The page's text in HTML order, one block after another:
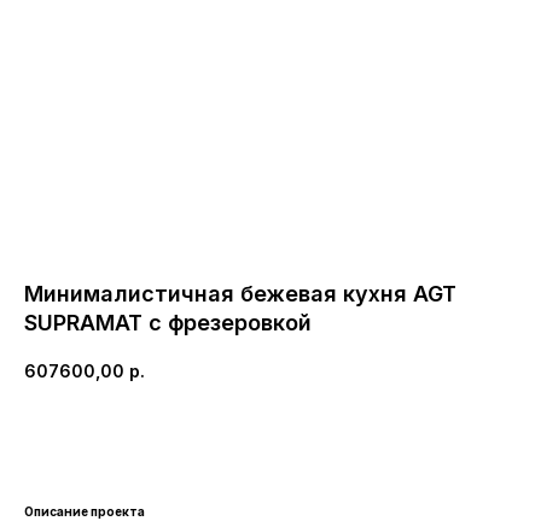
Минималистичная бежевая кухня AGT
SUPRAMAT с фрезеровкой
607600,00 р.
Описание проекта